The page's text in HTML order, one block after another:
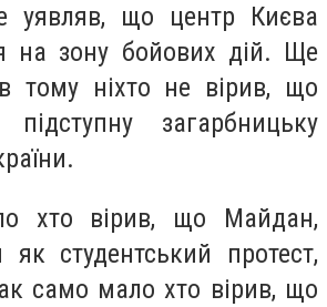
уявляв, що центр Києва
на зону бойових дій. Ще
тому ніхто не вірив, що
загарбницьку
хто вірив, що Майдан,
студентський протест,
само мало хто вірив, що